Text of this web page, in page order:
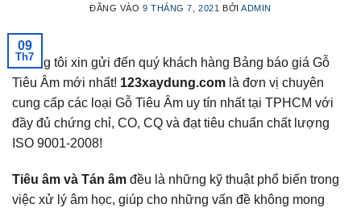
ĐĂNG VÀO 9 THÁNG 7, 2021 BỞIADMIN
09
Th7
Chúng tôi xin gửi đến quý khách hàng Bảng báo giá Gỗ
Tiêu Âm mới nhất! 123xaydung.com là đơn vị chuyên
cung cấp các loại Gỗ Tiêu Âm uy tín nhất tại TPHCM với
đầy đủ chứng chỉ, CO, CQ và đạt tiêu chuẩn chất lượng
ISO 9001-2008!
Tiêu âm và Tán âm đều là những kỹ thuật phổ biến trong
việc xử lý âm học, giúp cho những vấn đề không mong